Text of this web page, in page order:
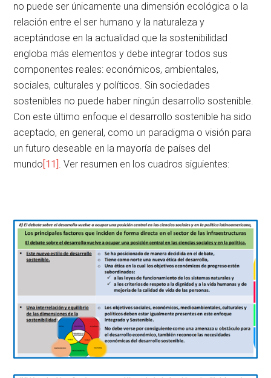
no puede ser únicamente una dimensión ecológica o la
relación entre el ser humano y la naturaleza y
aceptándose en la actualidad que la sostenibilidad
engloba más elementos y debe integrar todos sus
componentes reales: económicos, ambientales,
sociales, culturales y políticos. Sin sociedades
sostenibles no puede haber ningún desarrollo sostenible.
Con este último enfoque el desarrollo sostenible ha sido
aceptado, en general, como un paradigma o visión para
un futuro deseable en la mayoría de países del
mundo [11] . Ver resumen en los cuadros siguientes: